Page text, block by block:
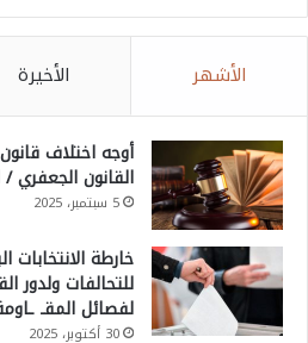
الأشهر الأخيرة
أوجه اختلاف
القانون الجعفري /
5 سبتمبر، 2025
للتحالفات ولدور
لفصائل المقـ
30 أكتوبر، 2025